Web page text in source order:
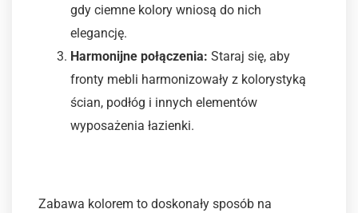
gdy ciemne kolory wniosą do nich
elegancję.
Harmonijne połączenia: Staraj się, aby
fronty mebli harmonizowały z kolorystyką
ścian, podłóg i innych elementów
wyposażenia łazienki.
Zabawa kolorem to doskonały sposób na